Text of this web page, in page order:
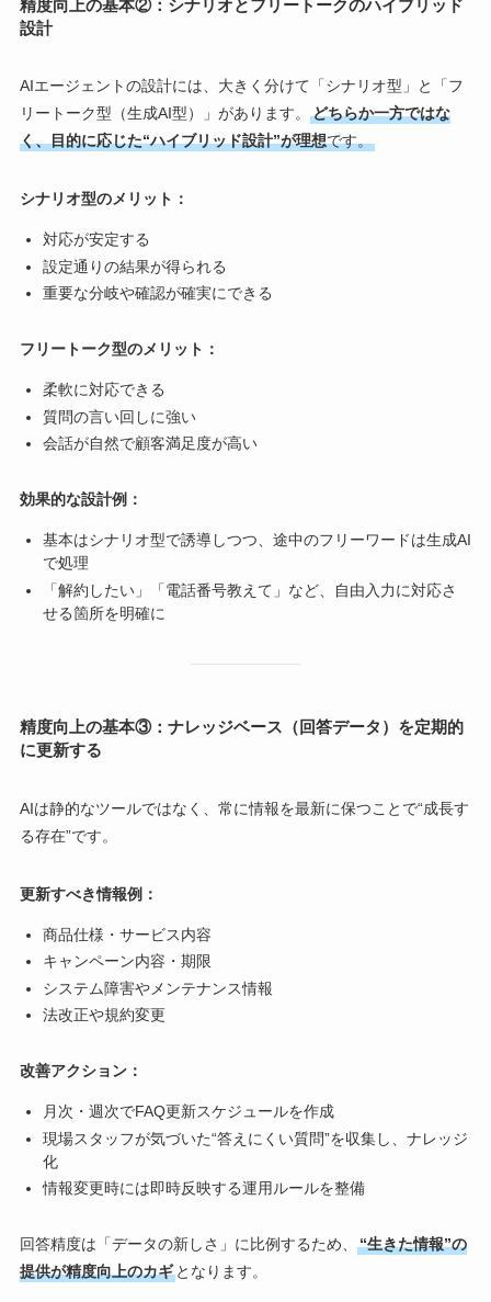
精度向上の基本②：シナリオとフリートークのハイブリッド
設計
AIエージェントの設計には、大きく分けて「シナリオ型」と「フ
リートーク型（生成AI型）」があります。
どちらか一方ではな
く、目的に応じた“ハイブリッド設計”が理想です。
シナリオ型のメリット：
対応が安定する
設定通りの結果が得られる
重要な分岐や確認が確実にできる
フリートーク型のメリット：
柔軟に対応できる
質問の言い回しに強い
会話が自然で顧客満足度が高い
効果的な設計例：
基本はシナリオ型で誘導しつつ、途中のフリーワードは生成AI
で処理
「解約したい」「電話番号教えて」など、自由入力に対応さ
せる箇所を明確に
精度向上の基本③：ナレッジベース（回答データ）を定期的
に更新する
AIは静的なツールではなく、常に情報を最新に保つことで“成長す
る存在”です。
更新すべき情報例：
商品仕様・サービス内容
キャンペーン内容・期限
システム障害やメンテナンス情報
法改正や規約変更
改善アクション：
月次・週次でFAQ更新スケジュールを作成
現場スタッフが気づいた“答えにくい質問”を収集し、ナレッジ
化
情報変更時には即時反映する運用ルールを整備
回答精度は「データの新しさ」に比例するため、
“生きた情報”の
提供が精度向上のカギとなります。